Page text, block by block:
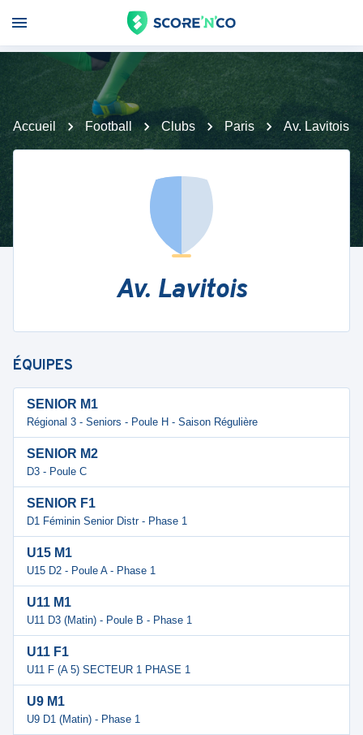
Accueil Football Clubs Paris Av. Lavitois
Av. Lavitois
ÉQUIPES
SENIOR M1
Régional 3 - Seniors - Poule H - Saison Régulière
SENIOR M2
D3 - Poule C
SENIOR F1
D1 Féminin Senior Distr - Phase 1
U15 M1
U15 D2 - Poule A - Phase 1
U11 M1
U11 D3 (Matin) - Poule B - Phase 1
U11 F1
U11 F (A 5) SECTEUR 1 PHASE 1
U9 M1
U9 D1 (Matin) - Phase 1